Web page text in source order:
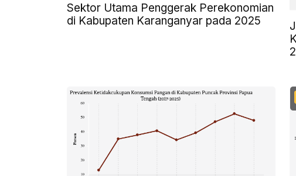
Sektor Utama Penggerak Perekonomian
di Kabupaten Karanganyar pada 2025